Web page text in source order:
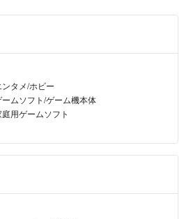
タメ/ホビー
ムソフト/ゲーム機本体
用ゲームソフト